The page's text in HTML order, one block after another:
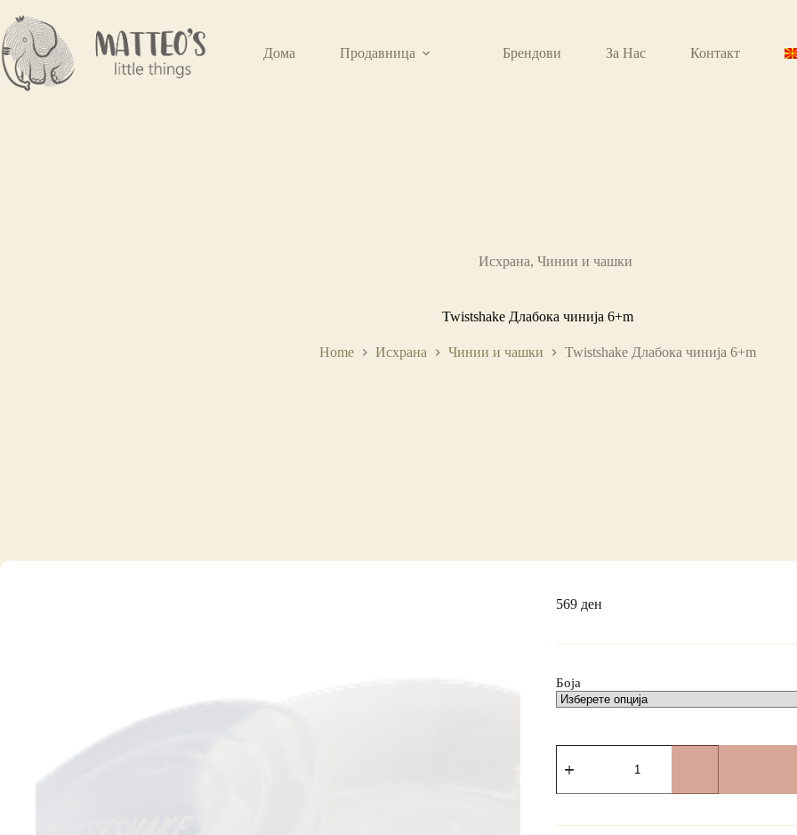
Дома Продавница Брендови За Нас Контакт
Исхрана,Чинии и чашки
Twistshake Длабока чинија 6+m
Home Исхрана Чинии и чашки Twistshake Длабока чинија 6+m
569 ден
Боја